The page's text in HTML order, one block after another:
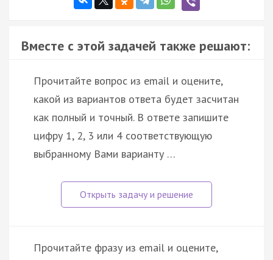
Вместе с этой задачей также решают:
Прочитайте вопрос из email и оцените,
какой из вариантов ответа будет засчитан
как полный и точный. В ответе запишите
цифру 1, 2, 3 или 4 соответствующую
выбранному Вами варианту …
Прочитайте фразу из email и оцените,